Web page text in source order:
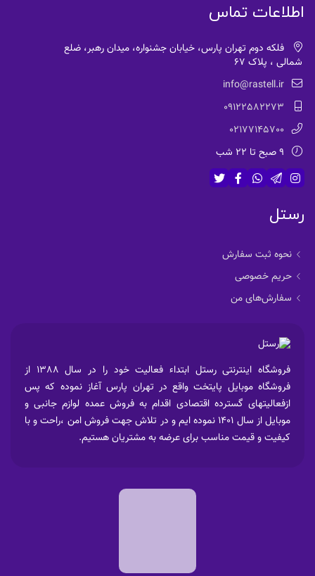
اطلاعات تماس
فلکه دوم تهران پارس، خیابان جشنواره، میدان رهبر، ضلع
شمالی ، پلاک 67
info@rastell.ir
09122582273
02177145700
9 صبح تا 22 شب
رستل
نحوه ثبت سفارش
حریم خصوصی
سفارش‌های من
فروشگاه اینترنتی رستل ابتداء فعالیت خود را در سال 1388 از
فروشگاه موبایل پایتخت واقع در تهران پارس آغاز نموده که پس
ازفعالیتهای گسترده اقتصادی اقدام به فروش عمده لوازم جانبی و
موبایل از سال 1401 نموده ایم و در تلاش جهت فروش امن ،راحت و با
کیفیت و قیمت مناسب برای عرضه به مشتریان هستیم.